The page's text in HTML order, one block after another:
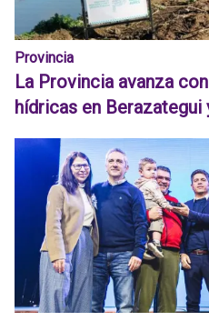
Provincia
La Provincia avanza
hídricas en Berazategui